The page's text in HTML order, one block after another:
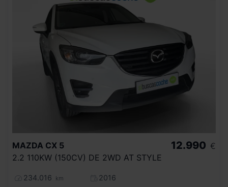
MAZDA CX 5
2.2 110KW (150CV) DE 2WD AT STYLE
234.016 km
2016
12.990 €